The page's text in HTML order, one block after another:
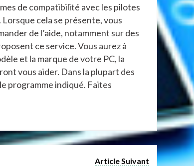
de compatibilité avec les pilotes
Lorsque cela se présente, vous
de l’aide, notamment sur des
ce service. Vous aurez à
et la marque de votre PC, la
vous aider. Dans la plupart des
programme indiqué. Faites
Article Suivant